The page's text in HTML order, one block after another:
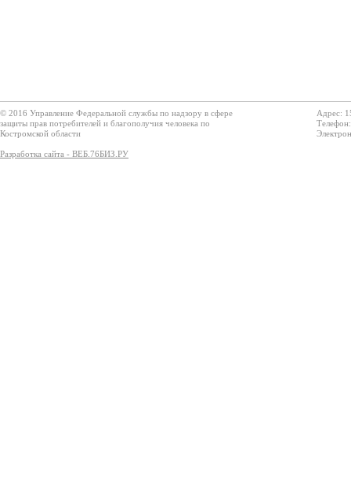
© 2016 Управление Федеральной службы по надзору в сфере
защиты прав потребителей и благополучия человека по
Костромской области
Разработка сайта - ВЕБ.76БИЗ.РУ
Адрес: